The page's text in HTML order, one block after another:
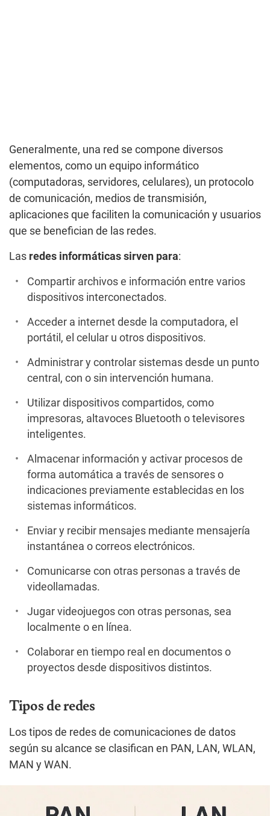
Generalmente, una red se compone diversos
elementos, como un equipo informático
(computadoras, servidores, celulares), un protocolo
de comunicación, medios de transmisión,
aplicaciones que faciliten la comunicación y usuarios
que se benefician de las redes.
Las redes informáticas sirven para:
Compartir archivos e información entre varios
dispositivos interconectados.
Acceder a internet desde la computadora, el
portátil, el celular u otros dispositivos.
Administrar y controlar sistemas desde un punto
central, con o sin intervención humana.
Utilizar dispositivos compartidos, como
impresoras, altavoces Bluetooth o televisores
inteligentes.
Almacenar información y activar procesos de
forma automática a través de sensores o
indicaciones previamente establecidas en los
sistemas informáticos.
Enviar y recibir mensajes mediante mensajería
instantánea o correos electrónicos.
Comunicarse con otras personas a través de
videollamadas.
Jugar videojuegos con otras personas, sea
localmente o en línea.
Colaborar en tiempo real en documentos o
proyectos desde dispositivos distintos.
Tipos de redes
Los tipos de redes de comunicaciones de datos
según su alcance se clasifican en PAN, LAN, WLAN,
MAN y WAN.